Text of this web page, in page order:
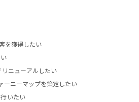
を獲得したい
ニューアルしたい
ーニーマップを策定したい
いたい